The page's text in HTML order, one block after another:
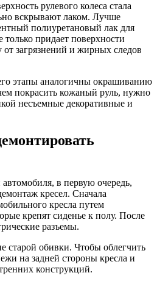
рулевого колеса стала
вскрывают лаком. Лучше
полиуретановый лак для
придает поверхности
загрязнений и жирных следов
этапы аналогичны окрашиванию
покрасить кожаный руль, нужно
несъемные декоративные и
в первую очередь,
кресел. Сначала
кресла путем
крепят сиденье к полу. После
разъемы.
старой обивки. Чтобы облегчить
на задней стороны кресла и
конструкций.